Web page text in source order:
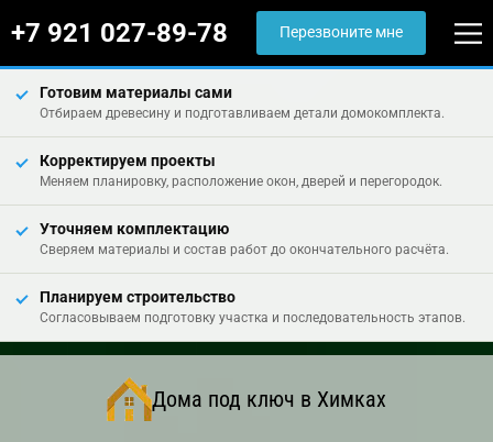
+7 921 027-89-78 Перезвоните мне
Готовим материалы сами
Отбираем древесину и подготавливаем детали домокомплекта.
Корректируем проекты
Меняем планировку, расположение окон, дверей и перегородок.
Уточняем комплектацию
Сверяем материалы и состав работ до окончательного расчёта.
Планируем строительство
Согласовываем подготовку участка и последовательность этапов.
Дома под ключ в Химках